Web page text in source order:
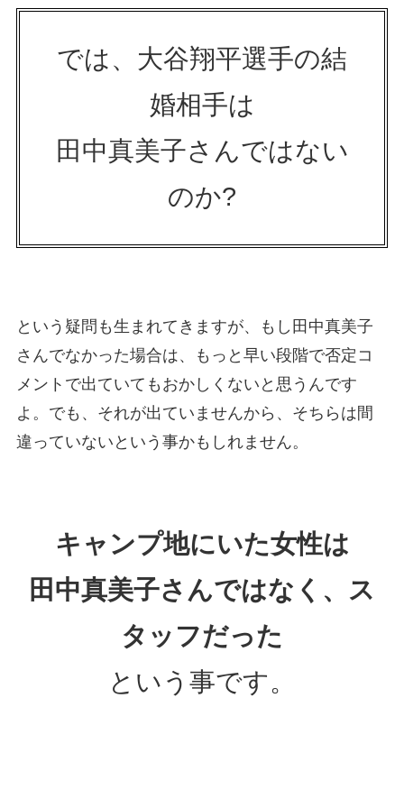
では、大谷翔平選手の結
婚相手は
田中真美子さんではない
のか?
という疑問も生まれてきますが、もし田中真美子
さんでなかった場合は、もっと早い段階で否定コ
メントで出ていてもおかしくないと思うんです
よ。でも、それが出ていませんから、そちらは間
違っていないという事かもしれません。
キャンプ地にいた女性は
田中真美子さんではなく、ス
タッフだった
という事です。